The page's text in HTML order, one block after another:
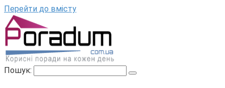
Перейти до вмісту
Пошук: